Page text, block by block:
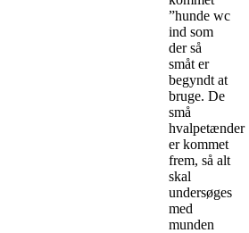
”hunde wc
ind som
der så
småt er
begyndt at
bruge. De
små
hvalpetænder
er kommet
frem, så alt
skal
undersøges
med
munden